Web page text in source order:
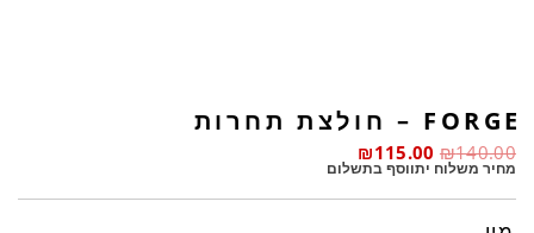
FORGE – חולצת תחרות
₪140.00
₪115.00
מחיר משלוח יתווסף בתשלום